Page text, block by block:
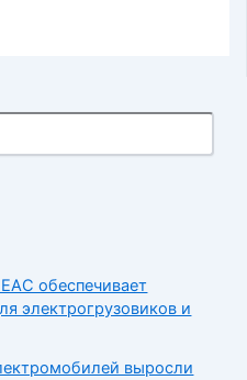
обеспечивает
электрогрузовиков и
выросли